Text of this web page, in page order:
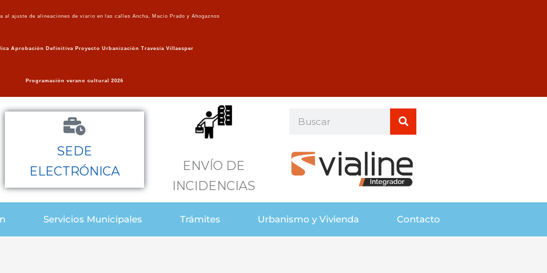
al ajuste de alineaciones de viario en las calles Ancha, Macio Prado y Ahogaznos
Aprobación Definitiva Proyecto Urbanización Travesía Villaesper
Programación verano cultural 2026
SEDE
ELECTRÓNICA
ENVÍO DE
INCIDENCIAS
Buscar Buscar
Servicios Municipales Trámites Urbanismo y Vivienda Contacto